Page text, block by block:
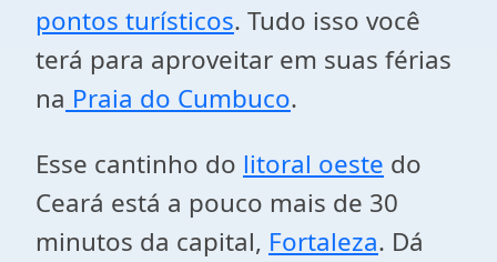
pontos turísticos. Tudo isso você
terá para aproveitar em suas férias
na Praia do Cumbuco.
Esse cantinho do litoral oeste do
Ceará está a pouco mais de 30
minutos da capital, Fortaleza. Dá